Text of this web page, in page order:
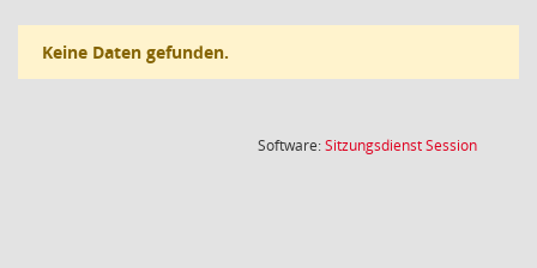
Keine Daten gefunden.
Software:SitzungsdienstSession(Wird in